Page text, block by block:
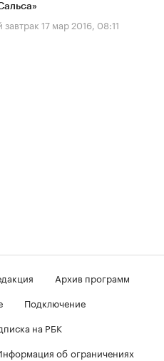
17 мар 2016, 08:11
Архив программ
Подключение
на РБК
об ограничениях